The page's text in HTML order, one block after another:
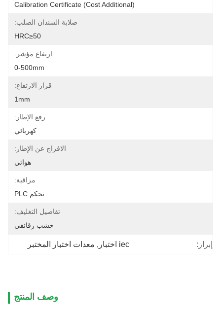
Calibration Certificate (cost Additional)
صلابة السندان الصلب:
HRC≥50
ارتفاع مؤشر:
0-500mm
قرار الارتفاع:
1mm
رفع الإطار:
كهربائي
الافراج عن الإطار:
هوائي
مراقبة:
تحكم PLC
تفاصيل التغليف:
خشب رقائقي
إبراز: iec اختبار , معدات اختبار المختبر
وصف المنتج